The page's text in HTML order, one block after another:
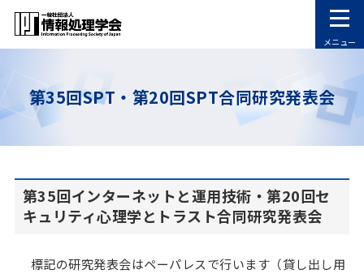
メニュー
第35回SPT・第20回SPT合同研究発表会
第35回インターネットと運用技術・第20回セ
キュリティ心理学とトラスト合同研究発表会
標記の研究発表会はペーパレスで行います（貸し出し用